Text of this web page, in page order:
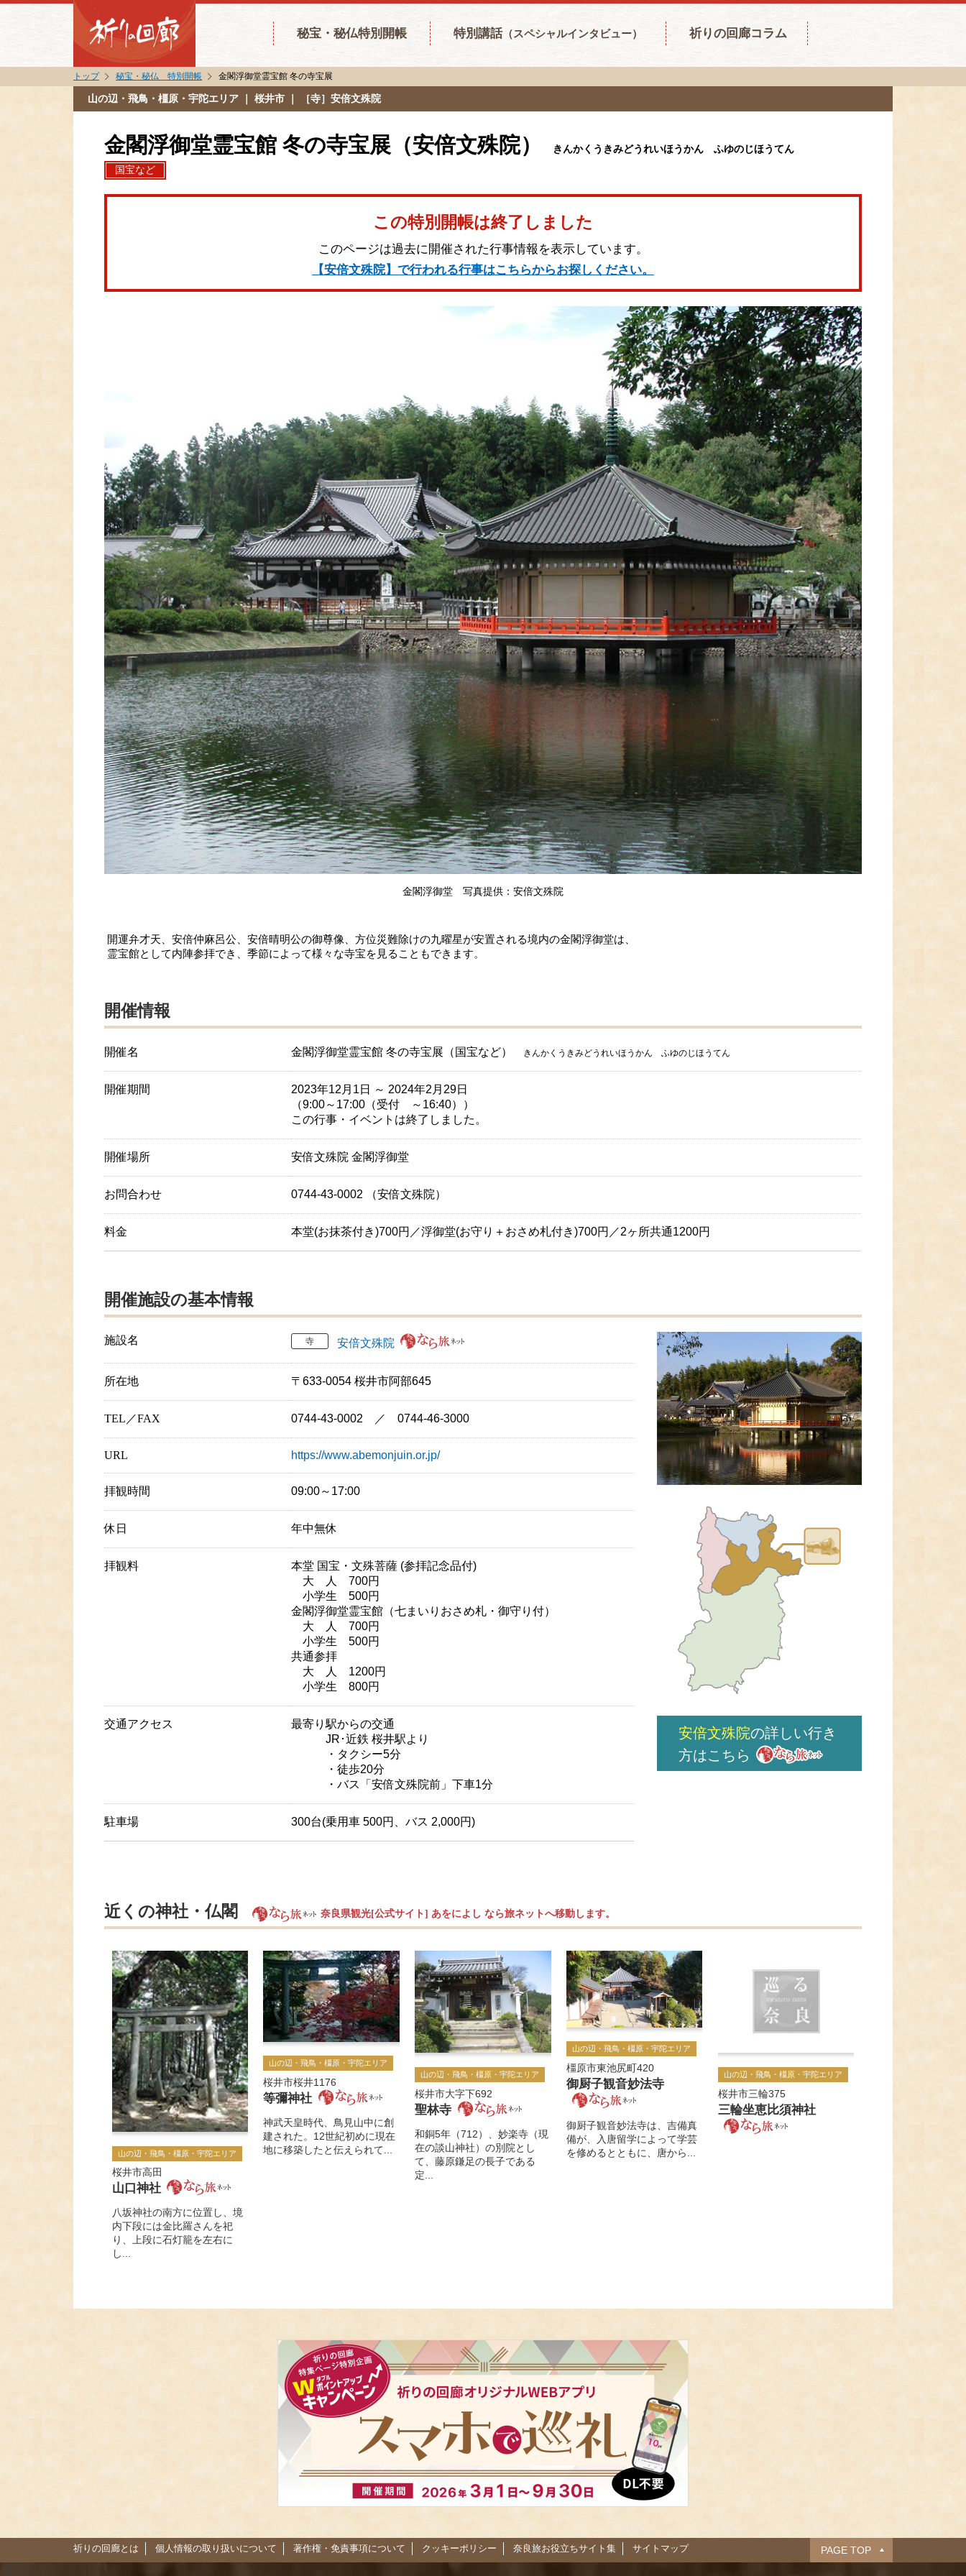
秘宝・秘仏特別開帳 特別講話（スペシャルインタビュー） 祈りの回廊コラム
トップ 秘宝・秘仏 特別開帳 金閣浮御堂霊宝館 冬の寺宝展
山の辺・飛鳥・橿原・宇陀エリア ｜ 桜井市 ｜ ［寺］安倍文殊院
金閣浮御堂霊宝館 冬の寺宝展（安倍文殊院） きんかくうきみどうれいほうかん ふゆのじほうてん
国宝など
この特別開帳は終了しました
このページは過去に開催された行事情報を表示しています。
【安倍文殊院】で行われる行事はこちらからお探しください。
金閣浮御堂 写真提供：安倍文殊院
開運弁才天、安倍仲麻呂公、安倍晴明公の御尊像、方位災難除けの九曜星が安置される境内の金閣浮御堂は、
霊宝館として内陣参拝でき、季節によって様々な寺宝を見ることもできます。
開催情報
開催名 金閣浮御堂霊宝館 冬の寺宝展（国宝など） きんかくうきみどうれいほうかん ふゆのじほうてん
開催期間
2023年12月1日 ～ 2024年2月29日
（9:00～17:00（受付 ～16:40））
この行事・イベントは終了しました。
開催場所 安倍文殊院 金閣浮御堂
お問合わせ 0744-43-0002 （安倍文殊院）
料金 本堂(お抹茶付き)700円／浮御堂(お守り＋おさめ札付き)700円／2ヶ所共通1200円
開催施設の基本情報
施設名 寺 安倍文殊院
所在地 〒633-0054 桜井市阿部645
TEL／FAX 0744-43-0002 ／ 0744-46-3000
URL https://www.abemonjuin.or.jp/
拝観時間 09:00～17:00
休日 年中無休
拝観料
本堂 国宝・文殊菩薩 (参拝記念品付)
大 人 700円
小学生 500円
金閣浮御堂霊宝館（七まいりおさめ札・御守り付）
大 人 700円
小学生 500円
共通参拝
大 人 1200円
小学生 800円
交通アクセス
最寄り駅からの交通
JR･近鉄 桜井駅より
・タクシー5分
・徒歩20分
・バス「安倍文殊院前」下車1分
駐車場 300台(乗用車 500円、バス 2,000円)
安倍文殊院の詳しい行き
方はこちら
近くの神社・仏閣 奈良県観光[公式サイト] あをによし なら旅ネットへ移動します。
山の辺・飛鳥・橿原・宇陀エリア
桜井市高田
山口神社
八坂神社の南方に位置し、境
内下段には金比羅さんを祀
り、上段に石灯籠を左右に
し...
山の辺・飛鳥・橿原・宇陀エリア
桜井市桜井1176
等彌神社
神武天皇時代、鳥見山中に創
建された。12世紀初めに現在
地に移築したと伝えられて...
山の辺・飛鳥・橿原・宇陀エリア
桜井市大字下692
聖林寺
和銅5年（712）、妙楽寺（現
在の談山神社）の別院とし
て、藤原鎌足の長子である
定...
山の辺・飛鳥・橿原・宇陀エリア
橿原市東池尻町420
御厨子観音妙法寺
御厨子観音妙法寺は、吉備真
備が、入唐留学によって学芸
を修めるとともに、唐から...
山の辺・飛鳥・橿原・宇陀エリア
桜井市三輪375
三輪坐恵比須神社
祈りの回廊とは 個人情報の取り扱いについて 著作権・免責事項について クッキーポリシー 奈良旅お役立ちサイト集 サイトマップ PAGE TOP